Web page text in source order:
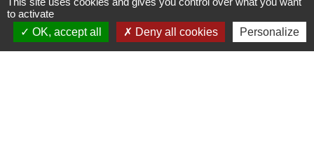
Mairie d'Ingersheim
42 rue de la République
68040 Ingersheim - FRANCE
to activate
OK, accept all
Deny all cookies Personalize